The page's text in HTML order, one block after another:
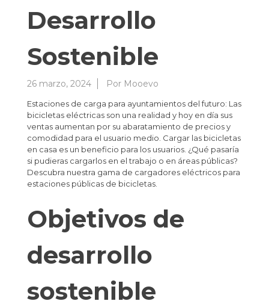
Desarrollo
Sostenible
26 marzo, 2024 Por Mooevo
Estaciones de carga para ayuntamientos del futuro: Las
bicicletas eléctricas son una realidad y hoy en día sus
ventas aumentan por su abaratamiento de precios y
comodidad para el usuario medio. Cargar las bicicletas
en casa es un beneficio para los usuarios. ¿Qué pasaría
si pudieras cargarlos en el trabajo o en áreas públicas?
Descubra nuestra gama de cargadores eléctricos para
estaciones públicas de bicicletas.
Objetivos de
desarrollo
sostenible